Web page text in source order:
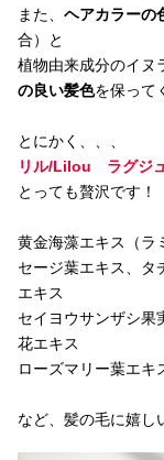
また、 ヘアカラーの
合）と
植物由来成分のイヌ
の良い髪色を保って
とにかく、、、
リル/Lilou ラグジ
とっても贅沢です！
黄金海藻エキス（ラ
セージ葉エキス、タ
エキス
セイヨウサンザシ果
花エキス
ローズマリー葉エキ
など、髪の毛に嬉し